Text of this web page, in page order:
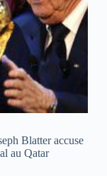
Blatter accuse
au Qatar